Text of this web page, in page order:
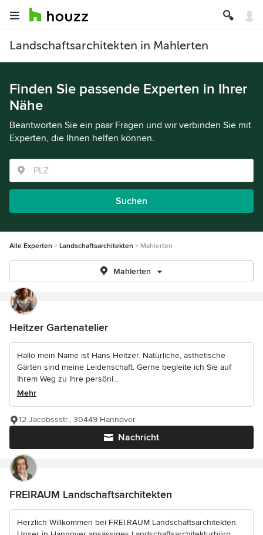
Landschaftsarchitekten in Mahlerten
Finden Sie passende Experten in Ihrer
Nähe
Beantworten Sie ein paar Fragen und wir verbinden Sie mit
Experten, die Ihnen helfen können.
Suchen
Alle Experten Landschaftsarchitekten Mahlerten
Mahlerten
Heitzer Gartenatelier
Hallo mein Name ist Hans Heitzer. Natürliche, ästhetische
Gärten sind meine Leidenschaft. Gerne begleite ich Sie auf
Ihrem Weg zu Ihre persönl...
Mehr
Nachricht
12 Jacobssstr., 30449 Hannover
FREIRAUM Landschaftsarchitekten
Herzlich Willkommen bei FREI.RAUM Landschaftsarchitekten.